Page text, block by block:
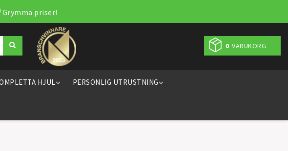
Grymma priser!
0 VARUKORG
HJUL PERSONLIG UTRUSTNING